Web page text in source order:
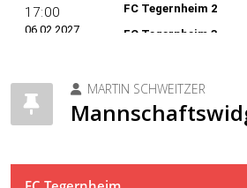
MARTIN SCHWEITZER